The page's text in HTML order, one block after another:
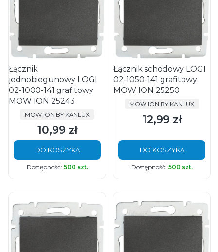
Łącznik
jednobiegunowy LOGI
02-1000-141 grafitowy
MOW ION 25243
PRODUCENT
MOW ION BY KANLUX
Cena
10,99 zł
DO KOSZYKA
Dostępność: 500 szt.
Łącznik schodowy LOGI
02-1050-141 grafitowy
MOW ION 25250
PRODUCENT
MOW ION BY KANLUX
Cena
12,99 zł
DO KOSZYKA
Dostępność: 500 szt.